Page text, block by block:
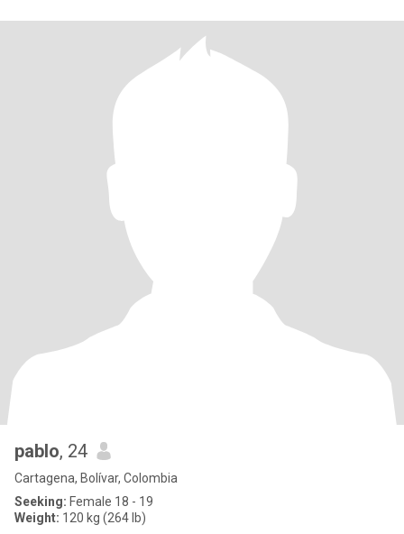
pablo, 24
Cartagena, Bolívar, Colombia
Seeking: Female 18 - 19
Weight: 120 kg (264 lb)